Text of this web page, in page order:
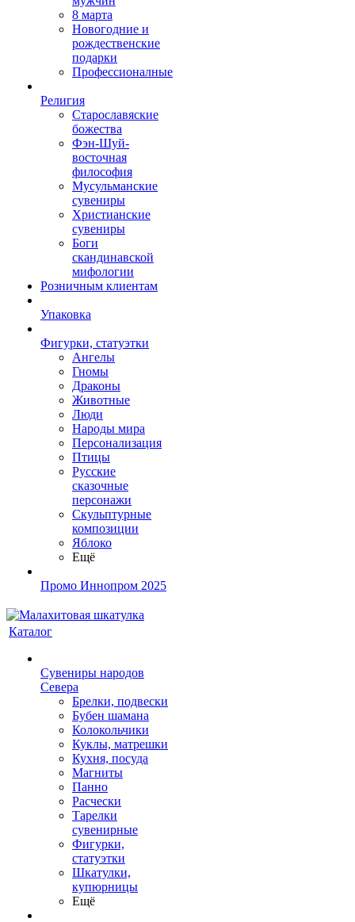
8 марта
Новогодние и
рождественские
подарки
Профессионалные
Религия
Старославяские
божества
Фэн-Шуй-
восточная
философия
Мусульманские
сувениры
Христианские
сувениры
Боги
скандинавской
мифологии
Розничным клиентам
Упаковка
Фигурки, статуэтки
Ангелы
Гномы
Драконы
Животные
Люди
Народы мира
Персонализация
Птицы
Русские
сказочные
персонажи
Скульптурные
композиции
Яблоко
Ещё
Промо Иннопром 2025
Каталог
Сувениры народов
Севера
Брелки, подвески
Бубен шамана
Колокольчики
Куклы, матрешки
Кухня, посуда
Магниты
Панно
Расчески
Тарелки
сувенирные
Фигурки,
статуэтки
Шкатулки,
купюрницы
Ещё